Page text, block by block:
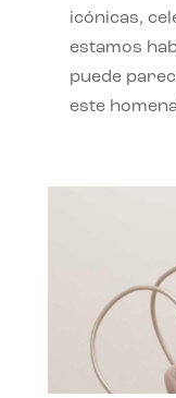
icónicas,
estamos
puede
este